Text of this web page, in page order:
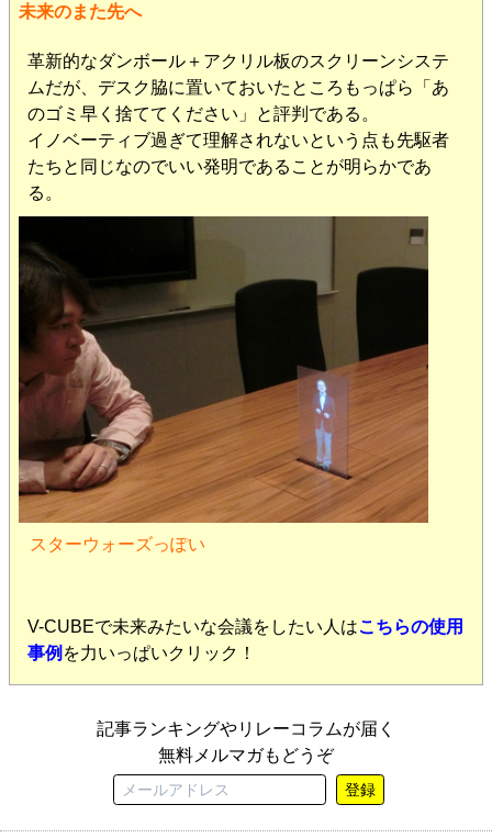
未来のまた先へ
革新的なダンボール＋アクリル板のスクリーンシステ
ムだが、デスク脇に置いておいたところもっぱら「あ
のゴミ早く捨ててください」と評判である。
イノベーティブ過ぎて理解されないという点も先駆者
たちと同じなのでいい発明であることが明らかであ
る。
スターウォーズっぽい
V-CUBEで未来みたいな会議をしたい人はこちらの使用
事例 を力いっぱいクリック！
記事ランキングやリレーコラムが届く
無料メルマガもどうぞ
登録